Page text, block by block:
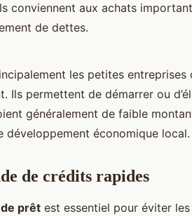
conviennent aux achats
de dettes.
les petites entreprises
Ils permettent de démarrer ou
généralement de faible
développement économique local.
de crédits rapides
prêt est essentiel pour éviter